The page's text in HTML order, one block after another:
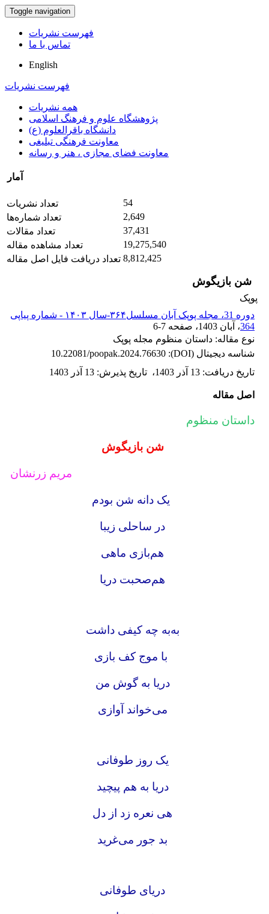
Toggle navigation
فهرست نشریات
تماس با ما
English
فهرست نشریات
همه نشریات
پژوهشگاه علوم و فرهنگ اسلامی
دانشگاه باقرالعلوم (ع)
معاونت فرهنگی تبلیغی
معاونت فضای مجازی ، هنر و رسانه
آمار
تعداد نشریات
54
تعداد شماره‌ها
2,649
تعداد مقالات
37,431
تعداد مشاهده مقاله
19,275,540
تعداد دریافت فایل اصل مقاله 8,812,425
شن ‌بازیگوش
پوپک
دوره 31، مجله پوپک آبان مسلسل۳۶۴-سال ۱۴۰۳ - شماره پیاپی
364، آبان 1403 ، صفحه 6-7
نوع مقاله: داستان منظوم مجله پوپک
شناسه دیجیتال (DOI):
10.22081/poopak.2024.76630
تاریخ دریافت: 13 آذر 1403 ، تاریخ پذیرش: 13 آذر 1403
اصل مقاله
داستان منظوم
شن ‌بازیگوش
مریم زرنشان
یک دانه شن بودم
در ساحلی زیبا
هم‌بازی ماهی
هم‌صحبت دریا
به‌به چه کیفی داشت
با موج کف بازی
دریا به گوش من
می‌خواند آوازی
یک روز طوفانی
دریا به هم پیچید
هی نعره زد از دل
بد جور می‌غرید
دریای طوفانی